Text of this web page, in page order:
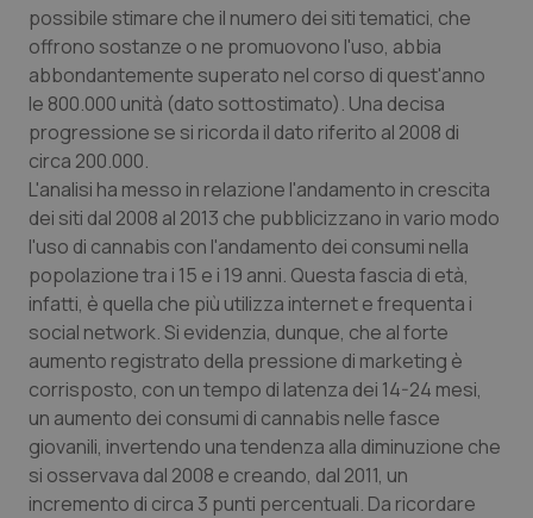
possibile stimare che il numero dei siti tematici, che
offrono sostanze o ne promuovono l'uso, abbia
abbondantemente superato nel corso di quest'anno
le 800.000 unità (dato sottostimato). Una decisa
progressione se si ricorda il dato riferito al 2008 di
circa 200.000.
L'analisi ha messo in relazione l'andamento in crescita
dei siti dal 2008 al 2013 che pubblicizzano in vario modo
l'uso di cannabis con l'andamento dei consumi nella
popolazione tra i 15 e i 19 anni. Questa fascia di età,
infatti, è quella che più utilizza internet e frequenta i
social network. Si evidenzia, dunque, che al forte
aumento registrato della pressione di marketing è
corrisposto, con un tempo di latenza dei 14-24 mesi,
un aumento dei consumi di cannabis nelle fasce
giovanili, invertendo una tendenza alla diminuzione che
si osservava dal 2008 e creando, dal 2011, un
incremento di circa 3 punti percentuali. Da ricordare